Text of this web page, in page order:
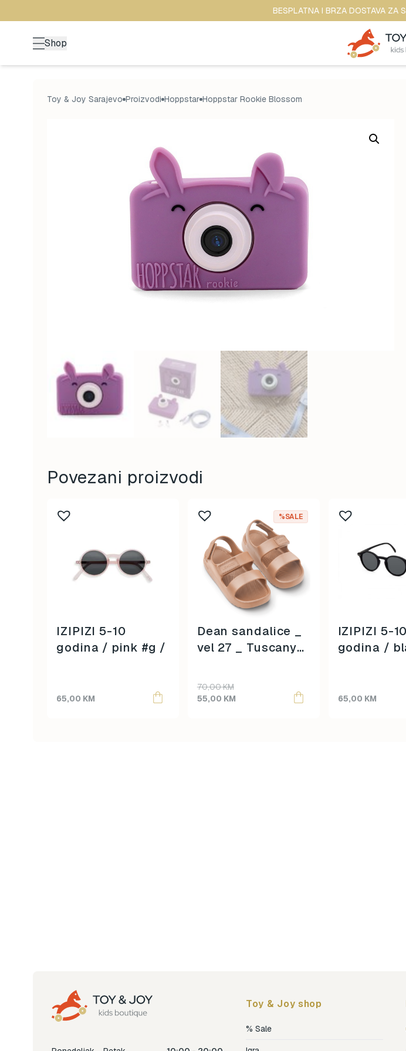
BESPLATNA I BRZA DOSTAVA ZA
Shop
Toy & Joy Sarajevo Proizvodi Hoppstar Hoppstar Rookie Blossom
Povezani proizvodi
IZIPIZI 5-10
godina / pink #g /
65,00 KM
%SALE
Dean sandalice _
vel 27 _ Tuscany
70,00KM
Original
price
55,00 KM
Current
price
IZIPIZI 5-10
godina /
65,00 KM
Toy & Joy shop
% Sale